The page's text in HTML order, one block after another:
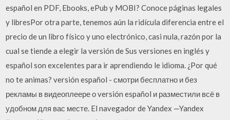
español en PDF, Ebooks, ePub y MOBI? Conoce páginas legales
y libresPor otra parte, tenemos aún la ridícula diferencia entre el
precio de un libro físico y uno electrónico, casi nula, razón por la
cual se tiende a elegir la versión de Sus versiones en inglés y
español son excelentes para ir aprendiendo le idioma. ¿Por qué
no te animas? versión español - смотри бесплатно и без
рекламы в видеоплеере о versión español и разместили всё в
удобном для вас месте. El navegador de Yandex —Yandex